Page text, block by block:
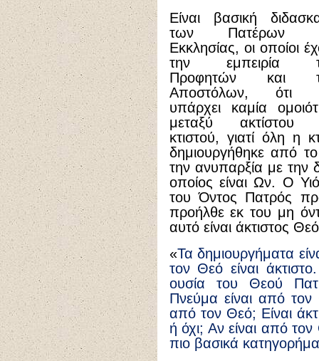
Είναι βασική
των Πατέρων
Εκκλησίας, οι οποίοι
την εμπειρία
Προφητών και
Αποστόλων, ότι
υπάρχει καμία
μεταξύ ακτίστου
κτιστού, γιατί όλη η
δημιουργήθηκε από
την ανυπαρξία με την
οποίος είναι Ων. Ο
του Όντος Πατρός
προήλθε εκ του μη
αυτό είναι άκτιστος
«Τα δημιουργήματα
τον Θεό είναι
ουσία του Θεού
Πνεύμα είναι από τον
από τον Θεό; Είναι
ή όχι; Αν είναι από τον
πιο βασικά